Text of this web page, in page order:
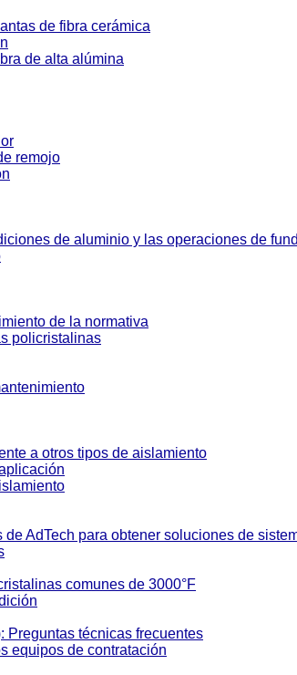
de fibra cerámica
de alta alúmina
remojo
de aluminio y las operaciones de
de la normativa
policristalinas
a otros tipos de aislamiento
AdTech para obtener soluciones de
comunes de 3000°F
Preguntas técnicas frecuentes
equipos de contratación